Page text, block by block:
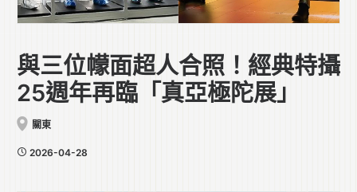
與三位幪面超人合照！經典特攝
25週年再臨「真亞極陀展」
關東
2026-04-28